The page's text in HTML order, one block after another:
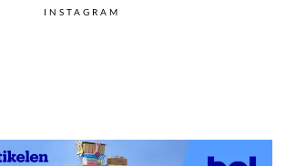
INSTAGRAM